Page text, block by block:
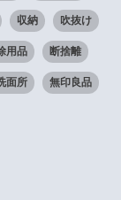
収納 吹抜け
用品 断捨離
面所 無印良品